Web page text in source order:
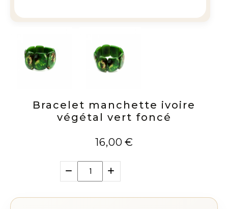
Bracelet manchette ivoire
végétal vert foncé
16,00 €